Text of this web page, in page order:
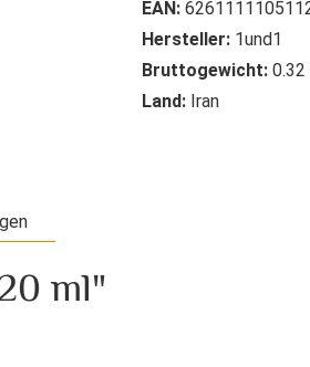
EAN:
Hersteller: 1und1
Bruttogewicht: 0.32 l
Land: Iran
ml"